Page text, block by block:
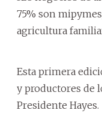
75% son
agricultura
Esta primera
y productores de
Presidente Hayes.